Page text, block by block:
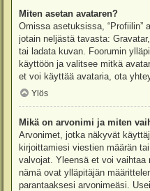
Miten asetan avataren?
Omissa asetuksissa, “Profiilin”
jotain neljästä tavasta:
tai ladata kuvan. Foorumin
käyttöön ja valitsee mitkä
et voi käyttää avataria, ota
Ylös
Mikä on arvonimi ja miten
Arvonimet, jotka näkyvät
kirjoittamiesi viestien määrän
valvojat. Yleensä et voi
nämä ovat ylläpitäjän
parantaaksesi arvonimeäsi.